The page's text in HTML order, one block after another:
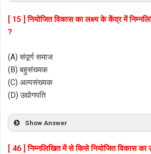
[ 15 ] नियोजित विकास का लक्ष्य के केंद्र में
?
(A) संपूर्ण समाज
(B) बहुसंख्यक
(C) अल्पसंख्यक
(D) उद्योगपति
Show Answer
[ 46 ] निम्नलिखित में से किसे नियोजित विकास का